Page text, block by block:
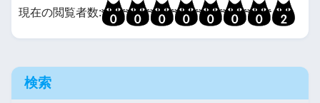
【AC6】
【あんこ】憑依してしまった
やる夫は生き延びることがで
現在の閲覧者数:
検索